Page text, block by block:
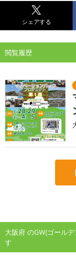
シェアする
閲覧履歴
大阪府 のGW(ゴール
す